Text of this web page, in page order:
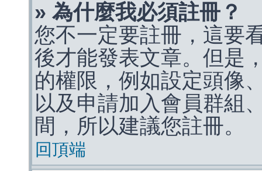
» 為什麼我必須註冊？
您不一定要註冊，這要
後才能發表文章。但是
的權限，例如設定頭像
以及申請加入會員群組
間，所以建議您註冊。
回頂端